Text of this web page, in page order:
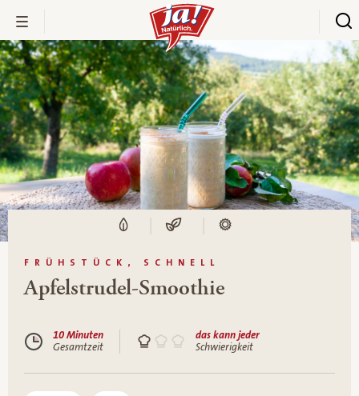
FRÜHSTÜCK, SCHNELL
Apfelstrudel-Smoothie
10 Minuten
Gesamtzeit
das kann jeder
Schwierigkeit